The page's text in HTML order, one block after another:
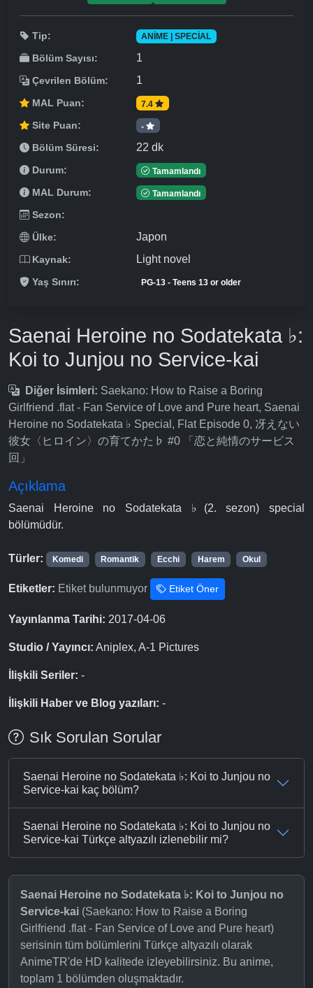
Tip: ANIME | SPECIAL
Bölüm Sayısı: 1
Çevrilen Bölüm: 1
MAL Puan: 7.4
Site Puan: -
Bölüm Süresi: 22 dk
Durum: Tamamlandı
MAL Durum: Tamamlandı
Sezon:
Ülke:
Japon
Kaynak: Light novel
Yaş Sınırı: PG-13 - Teens 13 or older
Saenai Heroine no Sodatekata ♭:
Koi to Junjou no Service-kai
Diğer İsimleri: Saekano: How to Raise a Boring
Girlfriend .flat - Fan Service of Love and Pure heart, Saenai
Heroine no Sodatekata ♭ Special, Flat Episode 0, 冴えない
彼女〈ヒロイン〉の育てかた♭ #0 「恋と純情のサービス
回」
Açıklama
Saenai Heroine no Sodatekata ♭(2. sezon) special
bölümüdür.
Türler: Komedi Romantik Ecchi Harem Okul
Etiketler: Etiket bulunmuyor Etiket Öner
Yayınlanma Tarihi: 2017-04-06
Studio / Yayıncı: Aniplex, A-1 Pictures
İlişkili Seriler: -
İlişkili Haber ve Blog yazıları: -
Sık Sorulan Sorular
Saenai Heroine no Sodatekata ♭: Koi to Junjou no
Service-kai kaç bölüm?
Saenai Heroine no Sodatekata ♭: Koi to Junjou no
Service-kai Türkçe altyazılı izlenebilir mi?
Saenai Heroine no Sodatekata ♭: Koi to Junjou no
Service-kai (Saekano: How to Raise a Boring
Girlfriend .flat - Fan Service of Love and Pure heart)
serisinin tüm bölümlerini Türkçe altyazılı olarak
AnimeTR'de HD kalitede izleyebilirsiniz. Bu anime,
toplam 1 bölümden oluşmaktadır.